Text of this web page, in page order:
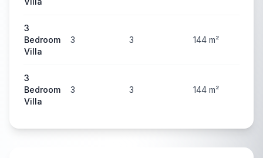
3
Bedroom
Villa
3 3 144 m²
3
Bedroom
Villa
3 3 144 m²